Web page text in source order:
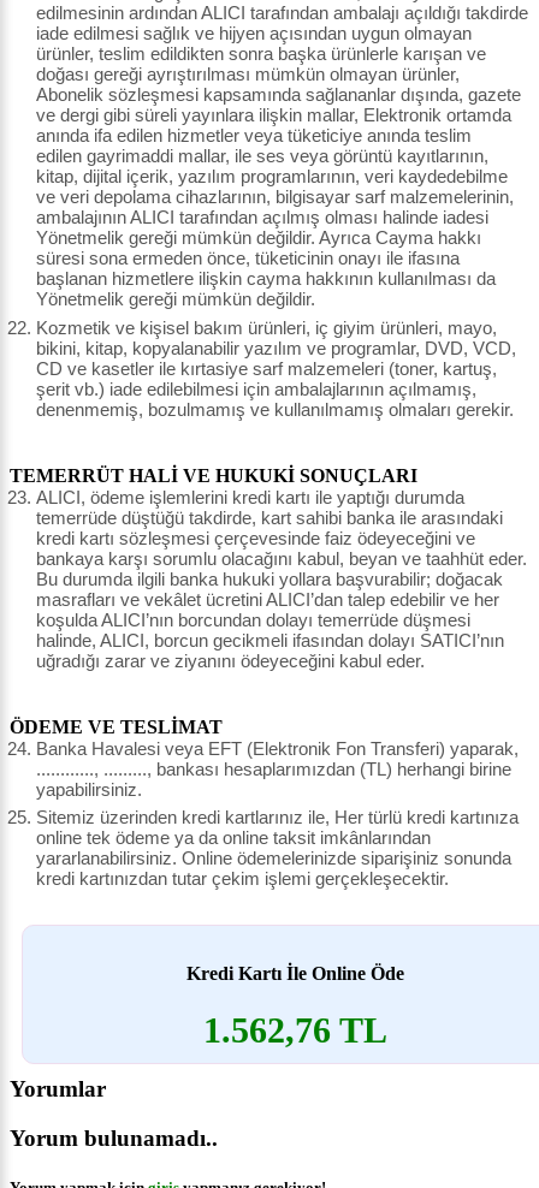
edilmesinin ardından ALICI tarafından ambalajı açıldığı takdirde
iade edilmesi sağlık ve hijyen açısından uygun olmayan
ürünler, teslim edildikten sonra başka ürünlerle karışan ve
doğası gereği ayrıştırılması mümkün olmayan ürünler,
Abonelik sözleşmesi kapsamında sağlananlar dışında, gazete
ve dergi gibi süreli yayınlara ilişkin mallar, Elektronik ortamda
anında ifa edilen hizmetler veya tüketiciye anında teslim
edilen gayrimaddi mallar, ile ses veya görüntü kayıtlarının,
kitap, dijital içerik, yazılım programlarının, veri kaydedebilme
ve veri depolama cihazlarının, bilgisayar sarf malzemelerinin,
ambalajının ALICI tarafından açılmış olması halinde iadesi
Yönetmelik gereği mümkün değildir. Ayrıca Cayma hakkı
süresi sona ermeden önce, tüketicinin onayı ile ifasına
başlanan hizmetlere ilişkin cayma hakkının kullanılması da
Yönetmelik gereği mümkün değildir.
Kozmetik ve kişisel bakım ürünleri, iç giyim ürünleri, mayo,
bikini, kitap, kopyalanabilir yazılım ve programlar, DVD, VCD,
CD ve kasetler ile kırtasiye sarf malzemeleri (toner, kartuş,
şerit vb.) iade edilebilmesi için ambalajlarının açılmamış,
denenmemiş, bozulmamış ve kullanılmamış olmaları gerekir.
TEMERRÜT HALİ VE HUKUKİ SONUÇLARI
ALICI, ödeme işlemlerini kredi kartı ile yaptığı durumda
temerrüde düştüğü takdirde, kart sahibi banka ile arasındaki
kredi kartı sözleşmesi çerçevesinde faiz ödeyeceğini ve
bankaya karşı sorumlu olacağını kabul, beyan ve taahhüt eder.
Bu durumda ilgili banka hukuki yollara başvurabilir; doğacak
masrafları ve vekâlet ücretini ALICI’dan talep edebilir ve her
koşulda ALICI’nın borcundan dolayı temerrüde düşmesi
halinde, ALICI, borcun gecikmeli ifasından dolayı SATICI’nın
uğradığı zarar ve ziyanını ödeyeceğini kabul eder.
ÖDEME VE TESLİMAT
Banka Havalesi veya EFT (Elektronik Fon Transferi) yaparak,
............, ........., bankası hesaplarımızdan (TL) herhangi birine
yapabilirsiniz.
Sitemiz üzerinden kredi kartlarınız ile, Her türlü kredi kartınıza
online tek ödeme ya da online taksit imkânlarından
yararlanabilirsiniz. Online ödemelerinizde siparişiniz sonunda
kredi kartınızdan tutar çekim işlemi gerçekleşecektir.
Kredi Kartı İle Online Öde
1.562,76 TL
Yorumlar
Yorum bulunamadı..